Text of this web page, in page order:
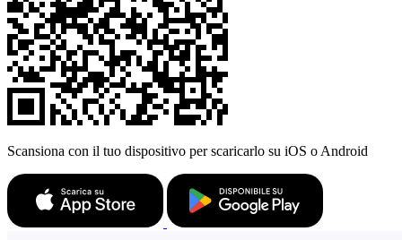
Scansiona con il tuo dispositivo per scaricarlo su iOS o Android